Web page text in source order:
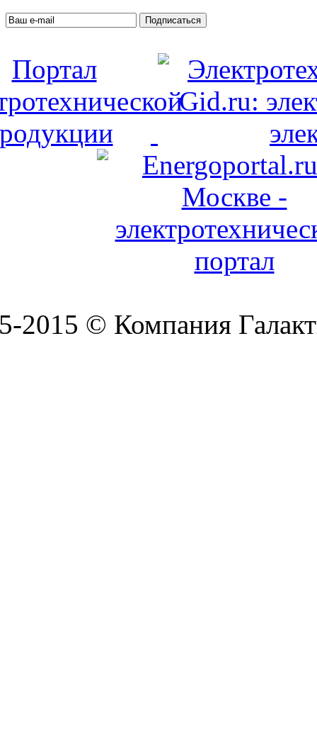
Подписаться
2015 © Компания